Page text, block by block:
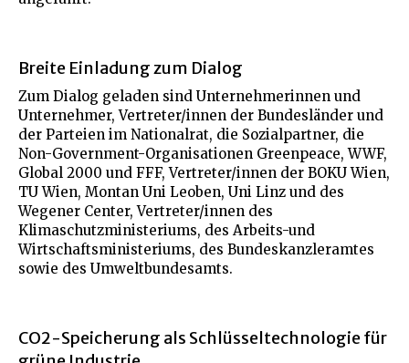
Breite Einladung zum Dialog
Zum Dialog geladen sind Unternehmerinnen und
Unternehmer, Vertreter/innen der Bundesländer und
der Parteien im Nationalrat, die Sozialpartner, die
Non-Government-Organisationen Greenpeace, WWF,
Global 2000 und FFF, Vertreter/innen der BOKU Wien,
TU Wien, Montan Uni Leoben, Uni Linz und des
Wegener Center, Vertreter/innen des
Klimaschutzministeriums, des Arbeits-und
Wirtschaftsministeriums, des Bundeskanzleramtes
sowie des Umweltbundesamts.
CO2-Speicherung als Schlüsseltechnologie für